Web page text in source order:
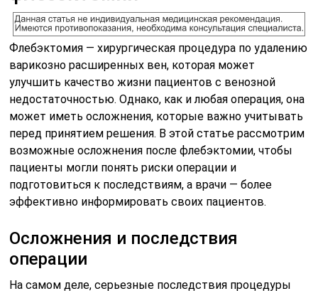
Флебэктомия — хирургическая процедура по удалению
варикозно расширенных вен, которая может
улучшить качество жизни пациентов с венозной
недостаточностью. Однако, как и любая операция, она
может иметь осложнения, которые важно учитывать
перед принятием решения. В этой статье рассмотрим
возможные осложнения после флебэктомии, чтобы
пациенты могли понять риски операции и
подготовиться к последствиям, а врачи — более
эффективно информировать своих пациентов.
Осложнения и последствия
операции
На самом деле, серьезные последствия процедуры